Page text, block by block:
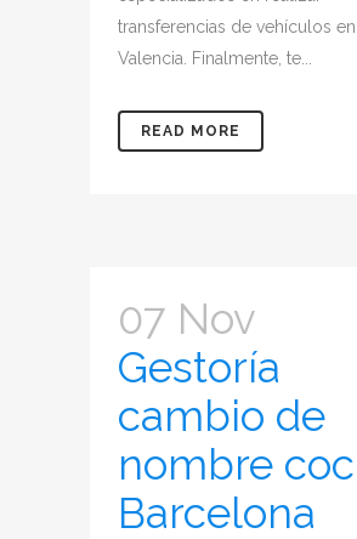
transferencias de vehículos en
Valencia. Finalmente, te...
READ MORE
07 Nov
Gestoría
cambio de
nombre
Barcelona